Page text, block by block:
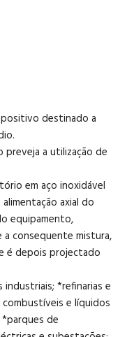
destinado a
a utilização de
em aço inoxidável
axial do
equipamento,
a consequente mistura,
é depois projectado
*refinarias e
e líquidos
de